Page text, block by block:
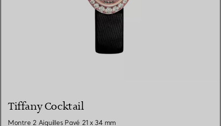
Tiffany Cocktail
Montre 2 Aiguilles Pavé 21 x 34 mm